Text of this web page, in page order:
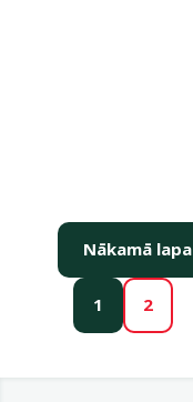
1 2
Nākamā lapa